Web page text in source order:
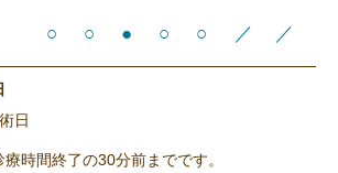
○ ○ ● ○ ○ ／ ／
日
時間終了の30分前までです。